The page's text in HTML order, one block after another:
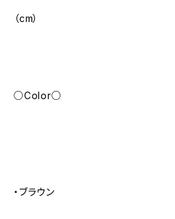
（cm）
○Color○
・ブラウン